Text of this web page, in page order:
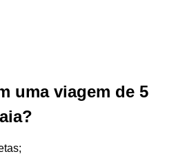
uma viagem de 5